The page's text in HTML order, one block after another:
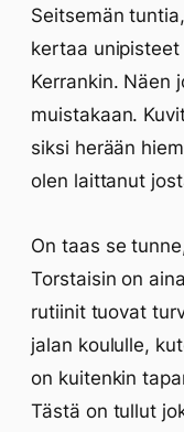
Seitsemän
kertaa
Kerrankin. Näen
muistakaan.
siksi herään
olen laittanut
On taas se
Torstaisin on
rutiinit tuovat
jalan koululle,
on kuitenkin
Tästä on tullut